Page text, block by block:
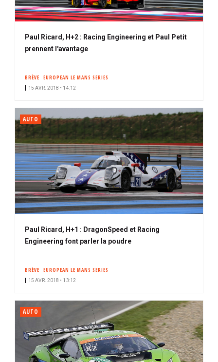
Paul Ricard, H+2 : Racing Engineering et Paul Petit
prennent l'avantage
BRÈVE EUROPEAN LE MANS SERIES
15 AVR. 2018 • 14:12
AUTO
Paul Ricard, H+1 : DragonSpeed et Racing
Engineering font parler la poudre
BRÈVE EUROPEAN LE MANS SERIES
15 AVR. 2018 • 13:12
AUTO